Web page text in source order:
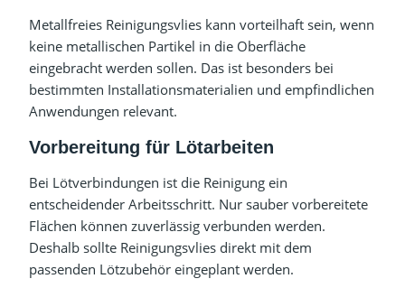
Metallfreies Reinigungsvlies kann vorteilhaft sein, wenn
keine metallischen Partikel in die Oberfläche
eingebracht werden sollen. Das ist besonders bei
bestimmten Installationsmaterialien und empfindlichen
Anwendungen relevant.
Vorbereitung für Lötarbeiten
Bei Lötverbindungen ist die Reinigung ein
entscheidender Arbeitsschritt. Nur sauber vorbereitete
Flächen können zuverlässig verbunden werden.
Deshalb sollte Reinigungsvlies direkt mit dem
passenden Lötzubehör eingeplant werden.